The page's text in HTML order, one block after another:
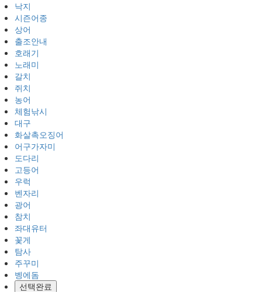
낙지
시즌어종
상어
출조안내
호래기
노래미
갈치
쥐치
농어
체험낚시
대구
화살촉오징어
어구가자미
도다리
고등어
우럭
벤자리
광어
참치
좌대유터
꽃게
탐사
주꾸미
벵에돔
선택완료